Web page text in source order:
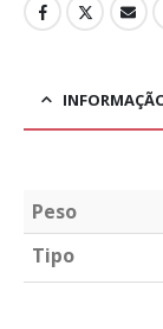
Peso
Tipo